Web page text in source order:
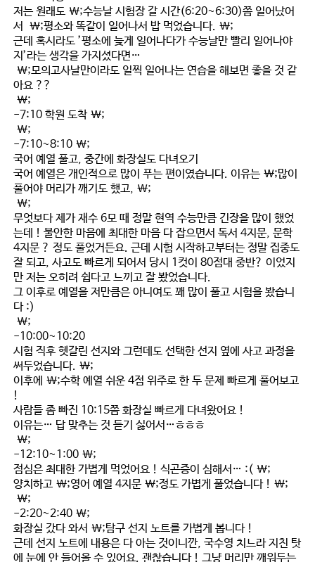
저는 원래도 \;수능날 시험장 갈 시간(6:20~6:30)쯤 일어났어
서 \;평소와 똑같이 일어나서 밥 먹었습니다. \;
근데 혹시라도 ’평소에 늦게 일어나다가 수능날만 빨리 일어나야
지’라는 생각을 가지셨다면…
\;모의고사날만이라도 일찍 일어나는 연습을 해보면 좋을 것 같
아요 ??
\;
-7:10 학원 도착 \;
\;
-7:10~8:10 \;
국어 예열 풀고, 중간에 화장실도 다녀오기
국어 예열은 개인적으로 많이 푸는 편이였습니다. 이유는 \;많이
풀어야 머리가 깨기도 했고, \;
\;
무엇보다 제가 재수 6모 때 정말 현역 수능만큼 긴장을 많이 했었
는데 ! 불안한 마음에 최대한 마음 다 잡으면서 독서 4지문, 문학
4지문 ? 정도 풀었거든요. 근데 시험 시작하고부터는 정말 집중도
잘 되고, 사고도 빠르게 되어서 당시 1컷이 80점대 중반? 이었지
만 저는 오히려 쉽다고 느끼고 잘 봤었습니다.
그 이후로 예열을 저만큼은 아니여도 꽤 많이 풀고 시험을 봤습니
다 :)
\;
-10:00~10:20
시험 직후 헷갈린 선지와 그런데도 선택한 선지 옆에 사고 과정을
써두었습니다. \;
이후에 \;수학 예열 쉬운 4점 위주로 한 두 문제 빠르게 풀어보고
!
사람들 좀 빠진 10:15쯤 화장실 빠르게 다녀왔어요 !
이유는… 답 맞추는 것 듣기 싫어서…ㅎㅎㅎ
\;
-12:10~1:00 \;
점심은 최대한 가볍게 먹었어요 ! 식곤증이 심해서… :( \;
양치하고 \;영어 예열 4지문 \;정도 가볍게 풀었습니다 ! \;
\;
-2:20~2:40 \;
화장실 갔다 와서 \;탐구 선지 노트를 가볍게 봅니다 !
근데 선지 노트에 내용은 다 아는 것이니깐, 국수영 치느라 지친 탓
에 눈에 안 들어올 수 있어요. 괜찮습니다 ! 그냥 머리만 깨워두는